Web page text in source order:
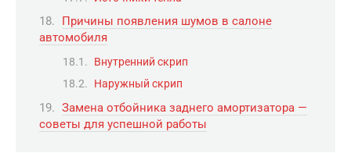
Причины появления шумов в салоне
автомобиля
Внутренний скрип
Наружный скрип
Замена отбойника заднего амортизатора —
советы для успешной работы